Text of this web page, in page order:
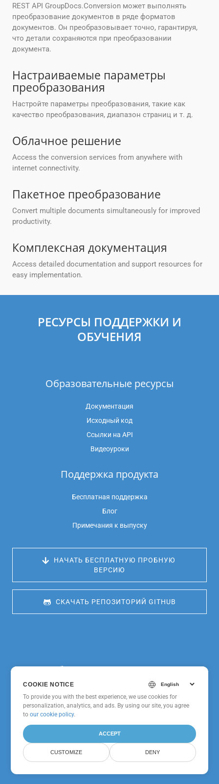
REST API GroupDocs.Conversion может выполнять
преобразование документов в ряде форматов
документов. Он преобразовывает точно, гарантируя,
что детали сохраняются при преобразовании
документа.
Настраиваемые параметры
преобразования
Настройте параметры преобразования, такие как
качество преобразования, диапазон страниц и т. д.
Облачное решение
Access the conversion services from anywhere with
internet connectivity.
Пакетное преобразование
Convert multiple documents simultaneously for improved
productivity.
Комплексная документация
Access detailed documentation and support resources for
easy implementation.
РЕСУРСЫ ПОДДЕРЖКИ И
ОБУЧЕНИЯ
Образовательные ресурсы
Документация
Исходный код
Ссылки на API
Видеоуроки
Поддержка продукта
Бесплатная поддержка
Блог
Примечания к выпуску
НАЧАТЬ БЕСПЛАТНУЮ ПРОБНУЮ
ВЕРСИЮ
СКАЧАТЬ РЕПОЗИТОРИЙ GITHUB
Преобразование CF2 в JPG с
помощью SDK на других
популярных языках
GroupDocs.Conversion
Cloud SDK для PHP
COOKIE NOTICE
To provide you with the best experience, we use cookies for
personalization, analytics, and ads. By using our site, you agree
toour cookie policy.
ACCEPT
CUSTOMIZE DENY